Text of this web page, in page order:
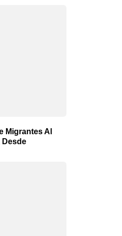
Migrantes Al
Desde